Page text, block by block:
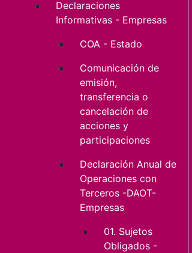
Declaraciones
Informativas - Empresas
COA - Estado
Comunicación de
emisión,
transferencia o
cancelación de
acciones y
participaciones
Declaración Anual de
Operaciones con
Terceros -DAOT-
Empresas
01. Sujetos
Obligados -